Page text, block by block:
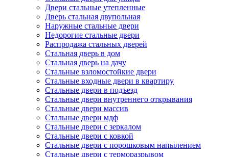
Двери стальные утепленные
Дверь стальная двупольная
Наружные стальные двери
Недорогие стальные двери
Распродажа стальных дверей
Стальная дверь в дом
Стальная дверь на дачу
Стальные взломостойкие двери
Стальные входные двери в квартиру
Стальные двери в подъезд
Стальные двери внутреннего открывания
Стальные двери массив
Стальные двери мдф
Стальные двери с зеркалом
Стальные двери с ковкой
Стальные двери с порошковым напылением
Стальные двери с терморазрывом